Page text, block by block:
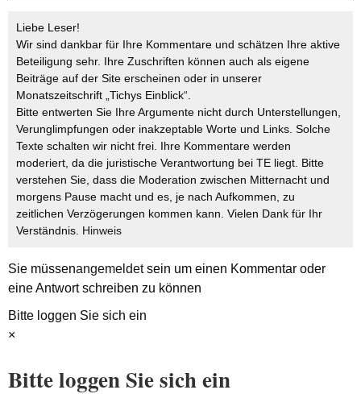
Liebe Leser!
Wir sind dankbar für Ihre Kommentare und schätzen Ihre aktive
Beteiligung sehr. Ihre Zuschriften können auch als eigene
Beiträge auf der Site erscheinen oder in unserer
Monatszeitschrift „Tichys Einblick“.
Bitte entwerten Sie Ihre Argumente nicht durch Unterstellungen,
Verunglimpfungen oder inakzeptable Worte und Links. Solche
Texte schalten wir nicht frei. Ihre Kommentare werden
moderiert, da die juristische Verantwortung bei TE liegt. Bitte
verstehen Sie, dass die Moderation zwischen Mitternacht und
morgens Pause macht und es, je nach Aufkommen, zu
zeitlichen Verzögerungen kommen kann. Vielen Dank für Ihr
Verständnis. Hinweis
Sie müssenangemeldetsein um einen Kommentar oder
eine Antwort schreiben zu können
Bitte loggen Sie sich ein
×
Bitte loggen Sie sich ein